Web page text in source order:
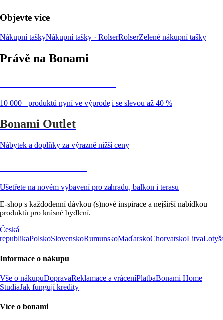
Objevte více
Nákupní taškyNákupní tašky · RolserRolserZelené nákupní tašky
Právě na Bonami
10 000+ produktů nyní ve výprodeji se slevou až 40 %
Bonami Outlet
Nábytek a doplňky za výrazně nižší ceny
Ušetřete na novém vybavení pro zahradu, balkon i terasu
E-shop s každodenní dávkou (s)nové inspirace a nejširší nabídkou
produktů pro krásné bydlení.
Česká
republikaPolskoSlovenskoRumunskoMaďarskoChorvatskoLitva
Informace o nákupu
Vše o nákupuDopravaReklamace a vráceníPlatbaBonami Home
StudiaJak fungují kredity
Více o bonami